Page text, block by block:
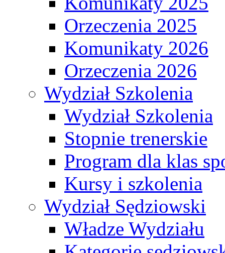
Orzeczenia 2025
Komunikaty 2026
Orzeczenia 2026
Wydział Szkolenia
Wydział Szkolenia
Stopnie trenerskie
Program dla klas
Kursy i szkolenia
Wydział Sędziowski
Władze Wydziału